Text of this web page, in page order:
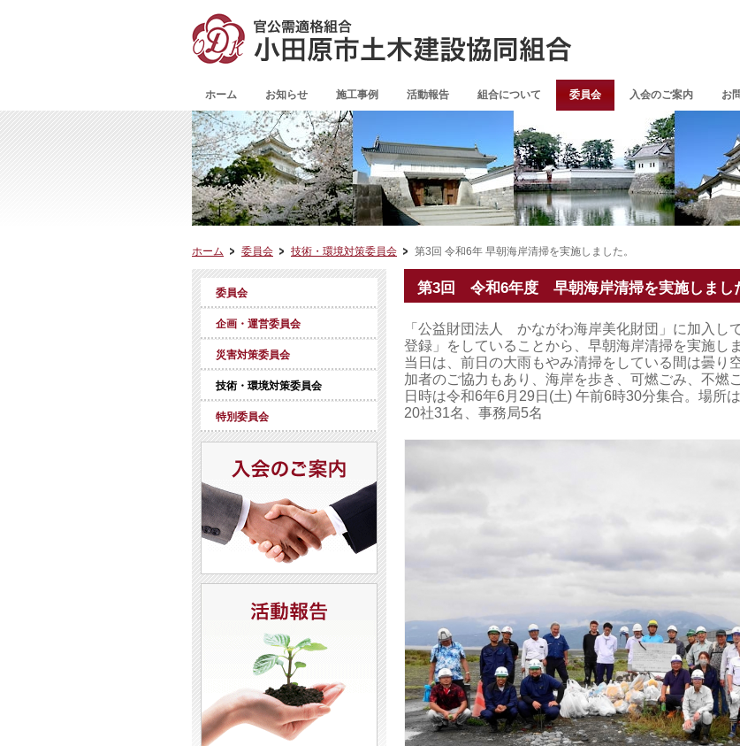
ホーム お知らせ 施工事例 活動報告 組合について 委員会 入会のご案内 お
ホーム 委員会 技術・環境対策委員会 第3回 令和6年 早朝海岸清掃を実施しました。
第3回 令和6年度 早朝海岸清掃を実施しまし
「公益財団法人 かながわ海岸美化財団」に加入し
登録」をしていることから、早朝海岸清掃を実施し
当日は、前日の大雨もやみ清掃をしている間は曇り
加者のご協力もあり、海岸を歩き、可燃ごみ、不燃
日時は令和6年6月29日(土) 午前6時30分集合。場所
20社31名、事務局5名
委員会
企画・運営委員会
災害対策委員会
技術・環境対策委員会
特別委員会